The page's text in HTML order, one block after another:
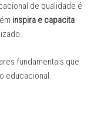
de qualidade é
inspira e capacita
fundamentais que
educacional.